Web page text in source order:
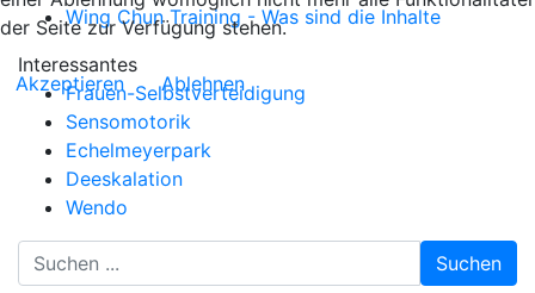
Wing Chun Training - Was sind die Inhalte
Interessantes
Frauen-Selbstverteidigung
Sensomotorik
Echelmeyerpark
Deeskalation
Wendo
Suchen
der Seite zur Verfügung stehen.
Akzeptieren Ablehnen